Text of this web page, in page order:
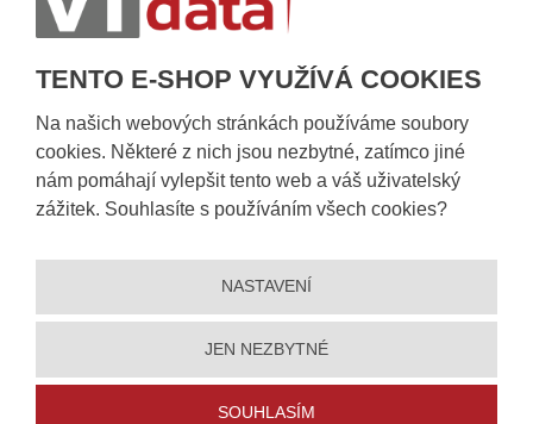
TENTO E-SHOP VYUŽÍVÁ COOKIES
Na našich webových stránkách používáme soubory
cookies. Některé z nich jsou nezbytné, zatímco jiné
nám pomáhají vylepšit tento web a váš uživatelský
zážitek. Souhlasíte s používáním všech cookies?
NASTAVENÍ
JEN NEZBYTNÉ
SOUHLASÍM
Obecné informace
Prohlášení o přístupnosti |Ochrana osobních údajů |Mapa stránek ||